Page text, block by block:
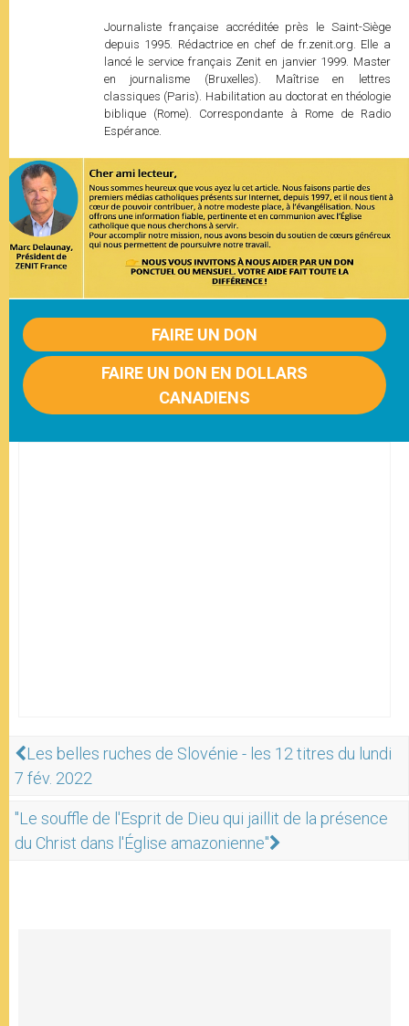
Journaliste française accréditée près le Saint-Siège
depuis 1995. Rédactrice en chef de fr.zenit.org. Elle a
lancé le service français Zenit en janvier 1999. Master
en journalisme (Bruxelles). Maîtrise en lettres
classiques (Paris). Habilitation au doctorat en théologie
biblique (Rome). Correspondante à Rome de Radio
Espérance.
FAIRE UN DON
FAIRE UN DON EN DOLLARS
CANADIENS
Les belles ruches de Slovénie - les 12 titres du lundi
7 fév. 2022
"Le souffle de l'Esprit de Dieu qui jaillit de la présence
du Christ dans l'Église amazonienne"